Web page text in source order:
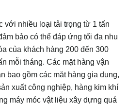
với nhiều loại tải trọng từ 1 tấn
bảo có thể đáp ứng tối đa nhu
của khách hàng 200 đến 300
mỗi tháng. Các mặt hàng vận
bao gồm các mặt hàng gia dụng,
xuất công nghiệp, hàng kim khí
máy móc vật liệu xây dựng quá